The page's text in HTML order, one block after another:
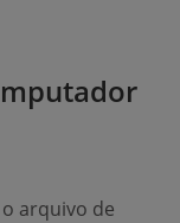
arquivo de